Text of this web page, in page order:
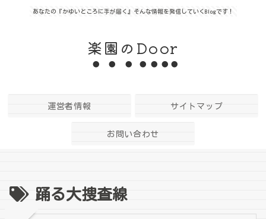
あなたの『かゆいところに手が届く』そんな情報を発信していくBlogです！
楽園のDoor
運営者情報 サイトマップ
お問い合わせ
踊る大捜査線